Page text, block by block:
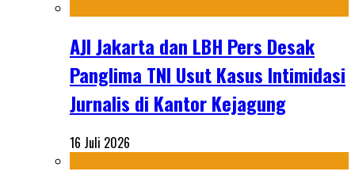
AJI Jakarta dan LBH Pers Desak
Panglima TNI Usut Kasus Intimidasi
Jurnalis di Kantor Kejagung
16 Juli 2026